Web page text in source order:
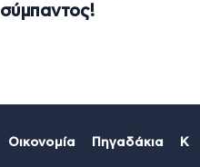
σύμπαντος!
Οικονομία Πηγαδάκια